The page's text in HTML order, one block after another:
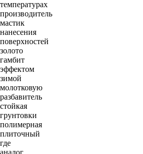
температурах
производитель
мастик
нанесения
поверхностей
золото
гамбит
эффектом
зимой
молотковую
разбавитель
стойкая
грунтовки
полимерная
плиточный
где
аналог